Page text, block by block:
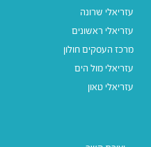
עזריאלי שרונה
עזריאלי ראשונים
מרכז העסקים חולון
עזריאלי מול הים
עזריאלי טאון